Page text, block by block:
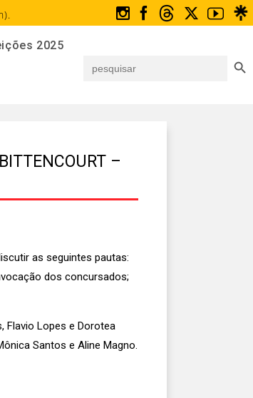
2025
for:
–
as seguintes pautas:
dos concursados;
Flavio Lopes e Dorotea
Santos e Aline Magno.